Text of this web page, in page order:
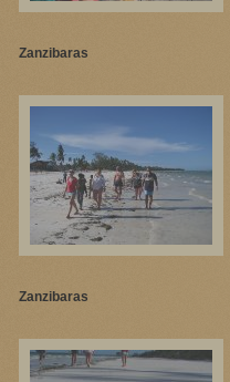
Zanzibaras
Zanzibaras